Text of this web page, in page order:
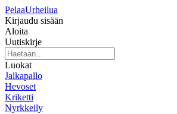
PelaaUrheilua
Kirjaudu sisään
Aloita
Uutiskirje
Luokat
Jalkapallo
Hevoset
Kriketti
Nyrkkeily